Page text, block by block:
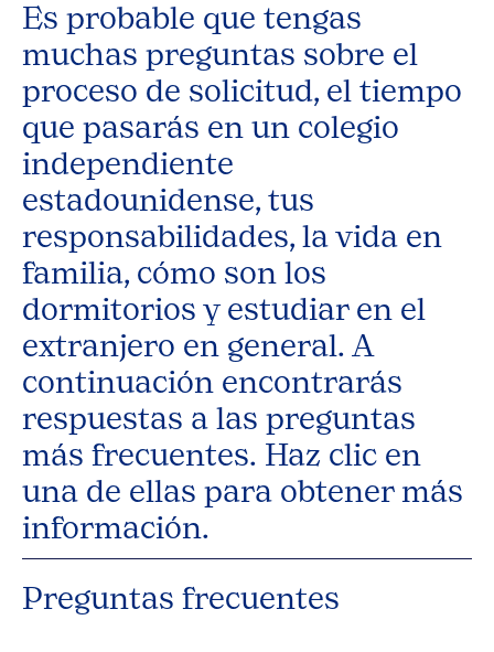
Es probable que tengas
muchas preguntas sobre el
proceso de solicitud, el tiempo
que pasarás en un colegio
independiente
estadounidense, tus
responsabilidades, la vida en
familia, cómo son los
dormitorios y estudiar en el
extranjero en general. A
continuación encontrarás
respuestas a las preguntas
más frecuentes. Haz clic en
una de ellas para obtener más
información.
Preguntas frecuentes